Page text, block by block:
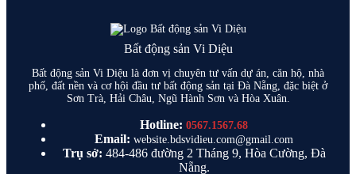
Bất động sản Vi Diệu
Bất động sản Vi Diệu là đơn vị chuyên tư vấn dự án, căn hộ, nhà
phố, đất nền và cơ hội đầu tư bất động sản tại Đà Nẵng, đặc biệt ở
Sơn Trà, Hải Châu, Ngũ Hành Sơn và Hòa Xuân.
Hotline: 0567.1567.68
Email: website.bdsvidieu.com@gmail.com
Trụ sở: 484-486 đường 2 Tháng 9, Hòa Cường, Đà
Nẵng.